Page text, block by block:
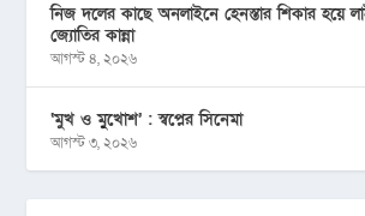
নিজ দলের কাছে অনলাইনে হেনস্তার শিকার হয়ে
জ্যোতির কান্না
আগস্ট ৪, ২০২৬
‘মুখ ও মু্খোশ’ : স্বপ্নের সিনেমা
আগস্ট ৩, ২০২৬